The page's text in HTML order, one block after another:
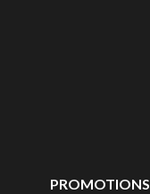
PROMOTIONS